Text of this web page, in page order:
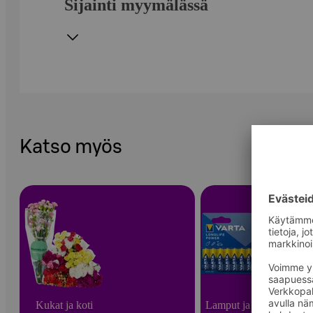
Sijainti myymälässä
Katso myös
Kukat ja koti Lamput ja paristot